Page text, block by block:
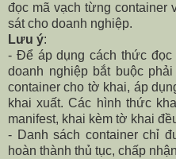
đọc mã vạch từng container
sát cho doanh nghiệp.
Lưu ý:
- Để áp dụng cách thức đọc
doanh nghiệp bắt buộc
container cho tờ khai, áp
khai xuất. Các hình thức
manifest, khai kèm tờ khai
- Danh sách container chỉ
hoàn thành thủ tục, chấp